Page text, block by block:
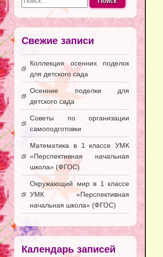
Свежие записи
Коллекция осенних поделок
для детского сада
Осенние поделки для
детского сада
Советы по организации
самоподготовки
Математика в 1 классе УМК
«Перспективная начальная
школа» (ФГОС)
Окружающий мир в 1 классе
УМК «Перспективная
начальная школа» (ФГОС)
Календарь записей